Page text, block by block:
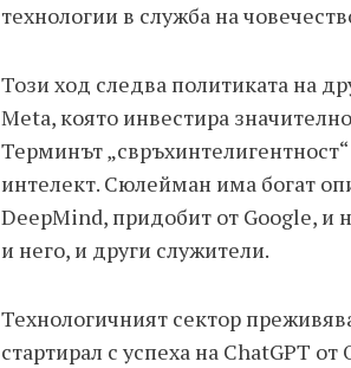
технологии в служба на
Този ход следва политиката на
Meta, която инвестира
Терминът
интелект. Сюлейман има богат
DeepMind, придобит от Google, и
и него, и други служители.
Технологичният сектор
стартирал с успеха на ChatGPT